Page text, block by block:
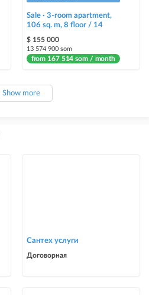
Sale · 3-room apartment,
106 sq. m, 8 floor / 14
$ 155 000
13 574 900 som
from 167 514 som / month
Show more
Сантех услуги
Договорная